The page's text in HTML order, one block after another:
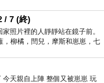
/ 7 (終)
照片裡的人靜靜站在鏡子前。
，柳橘，閆兒，摩斯和崽崽，七
鏡框之外，如同
天親自上陣 整個又被崽崽 玩